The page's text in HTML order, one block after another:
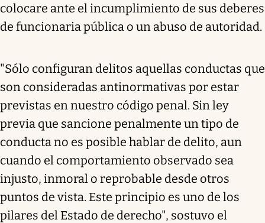
colocare ante el incumplimiento de sus deberes
de funcionaria pública o un abuso de autoridad.
"Sólo configuran delitos aquellas conductas que
son consideradas antinormativas por estar
previstas en nuestro código penal. Sin ley
previa que sancione penalmente un tipo de
conducta no es posible hablar de delito, aun
cuando el comportamiento observado sea
injusto, inmoral o reprobable desde otros
puntos de vista. Este principio es uno de los
pilares del Estado de derecho", sostuvo el